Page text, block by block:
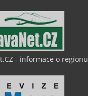
- informace o regionu